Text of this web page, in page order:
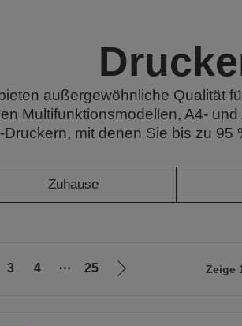
außergewöhnliche Qualität
Multifunktionsmodellen, A4-
Druckern, mit denen Sie bis zu 95
Zuhause
3 4 ⋯ 25
Zur
Zeige